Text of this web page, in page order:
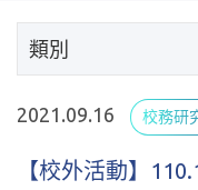
類別
2021.09.16 校務研
【校外活動】